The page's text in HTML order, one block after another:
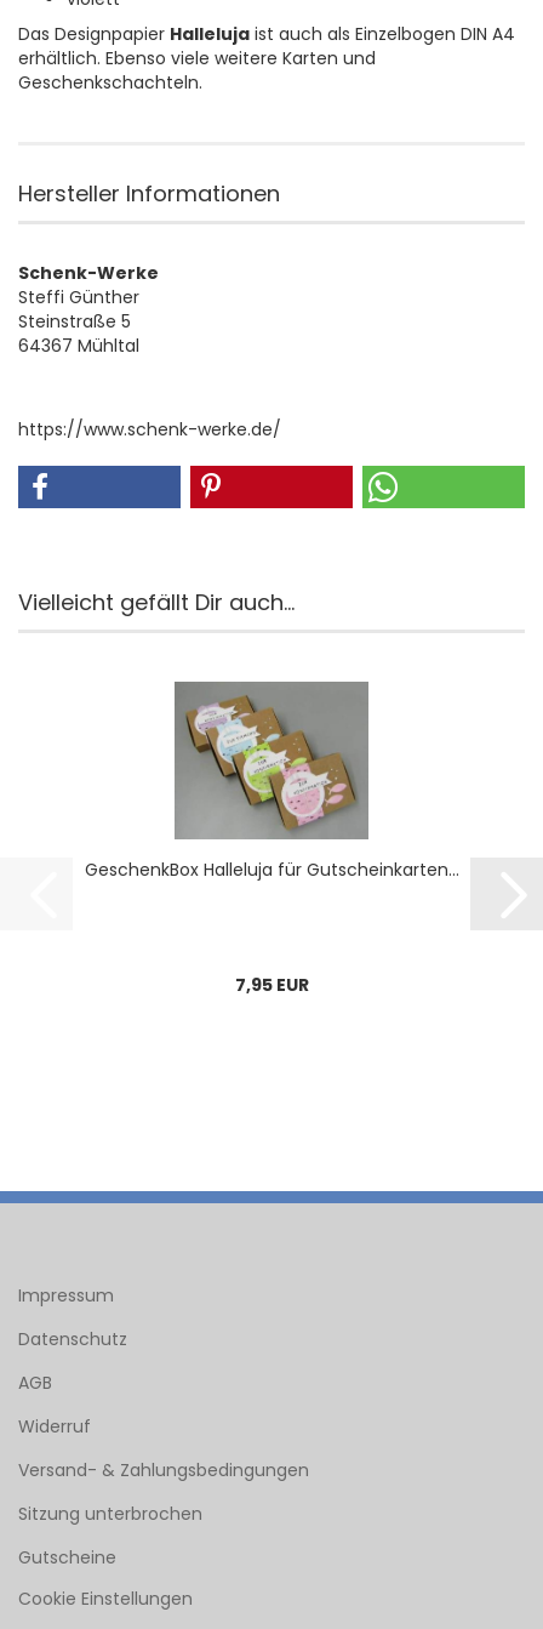
Das Designpapier Halleluja ist auch als Einzelbogen DIN A4
erhältlich. Ebenso viele weitere Karten und
Geschenkschachteln.
Hersteller Informationen
Schenk-Werke
Steffi Günther
Steinstraße 5
64367 Mühltal
https://www.schenk-werke.de/
Vielleicht gefällt Dir auch...
Ge­schenk­Box Hal­le­lu­ja für Gut­schein­kar­ten...
7,95 EUR
Impressum
Datenschutz
AGB
Widerruf
Versand- & Zahlungsbedingungen
Sitzung unterbrochen
Gutscheine
Cookie Einstellungen